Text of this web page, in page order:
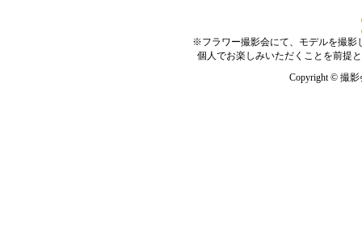
※フラワー撮影会にて、モデルを撮影
個人でお楽しみいただくことを前提
Copyright © 撮